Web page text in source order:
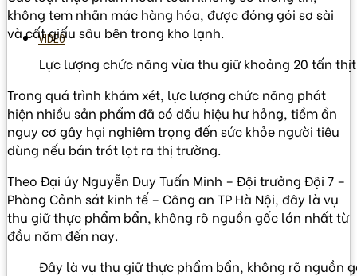
VIDEO
không tem nhãn mác hàng hóa, được đóng gói sơ sài
và cất giấu sâu bên trong kho lạnh.
Lực lượng chức năng vừa thu giữ khoảng 20 tấn
Trong quá trình khám xét, lực lượng chức năng phát
hiện nhiều sản phẩm đã có dấu hiệu hư hỏng, tiềm ẩn
nguy cơ gây hại nghiêm trọng đến sức khỏe người tiêu
dùng nếu bán trót lọt ra thị trường.
Theo Đại úy Nguyễn Duy Tuấn Minh – Đội trưởng Đội 7 –
Phòng Cảnh sát kinh tế – Công an TP Hà Nội, đây là vụ
thu giữ thực phẩm bẩn, không rõ nguồn gốc lớn nhất từ
đầu năm đến nay.
Đây là vụ thu giữ thực phẩm bẩn, không rõ nguồn